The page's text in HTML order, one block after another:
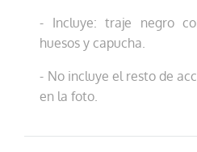
- Incluye: traje negro
huesos y capucha.
- No incluye el resto de
en la foto.